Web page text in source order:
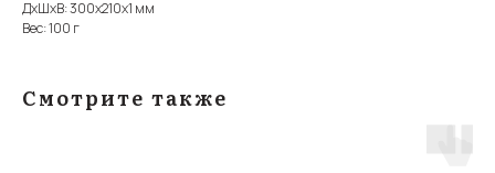
ДxШxВ: 300x210x1 мм
Вес: 100 г
Смотрите также